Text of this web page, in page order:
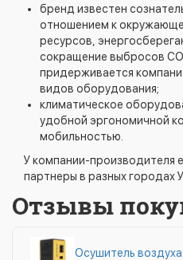
бренд известен
отношением к
ресурсов,
сокращение выбросов
придерживается
видов оборудования;
климатическое
удобной эргономичной
мобильностью.
У компании-производителя
партнеры в разных городах
Отзывы
Осушитель